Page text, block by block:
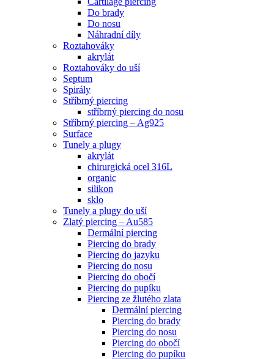
Do brady
Do nosu
Náhradní díly
Roztahováky
akrylát
Roztahováky do uší
Septum
Spirály
Stříbrný piercing
stříbrný piercing do nosu
Stříbrný piercing – Ag925
Surface
Tunely a plugy
akrylát
chirurgická ocel 316L
organic
silikon
sklo
Tunely a plugy do uší
Zlatý piercing – Au585
Dermální piercing
Piercing do brady
Piercing do jazyku
Piercing do nosu
Piercing do obočí
Piercing do pupíku
Piercing ze žlutého zlata
Dermální piercing
Piercing do brady
Piercing do nosu
Piercing do obočí
Piercing do pupíku